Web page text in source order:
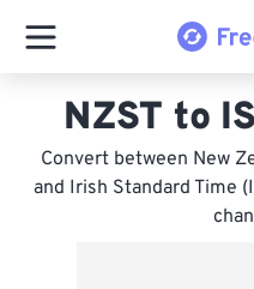
NZST to
Convert between New
and Irish Standard Time